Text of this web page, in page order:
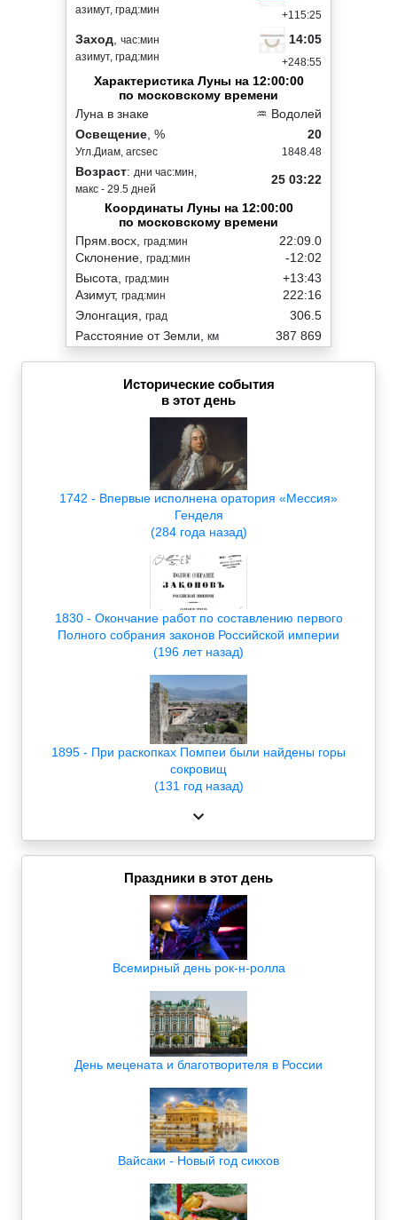
азимут, град:мин
+115:25
Заход час:мин
азимут, град:мин
14:05
+248:55
Характеристика Луны на 12:00:00
по московскому времени
Луна в знаке
♒ Водолей
Освещение , %
Угл.Диам, arcsec
20
1848.48
Возраст: дни час:мин,
макс - 29.5 дней
25 03:22
Координаты Луны на 12:00:00
по московскому времени
Прям.восх, град:мин
Склонение, град:мин
22:09.0
-12:02
Высота, град:мин
Азимут, град:мин
+13:43
222:16
Элонгация, град
306.5
Расстояние от Земли, км 387 869
Исторические события
в этот день
1742 - Впервые исполнена оратория «Мессия»
Генделя
(284 года назад)
1830 - Окончание работ по составлению первого
Полного собрания законов Российской империи
(196 лет назад)
1895 - При раскопках Помпеи были найдены горы
сокровищ
(131 год назад)
Праздники в этот день
Всемирный день рок-н-ролла
День мецената и благотворителя в России
Вайсаки - Новый год сикхов